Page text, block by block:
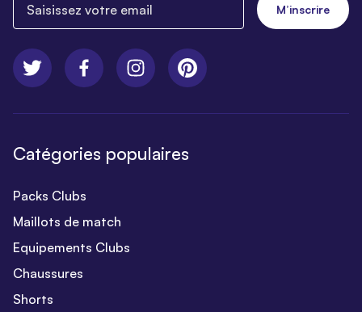
M’inscrire
Catégories populaires
Packs Clubs
Maillots de match
Equipements Clubs
Chaussures
Shorts